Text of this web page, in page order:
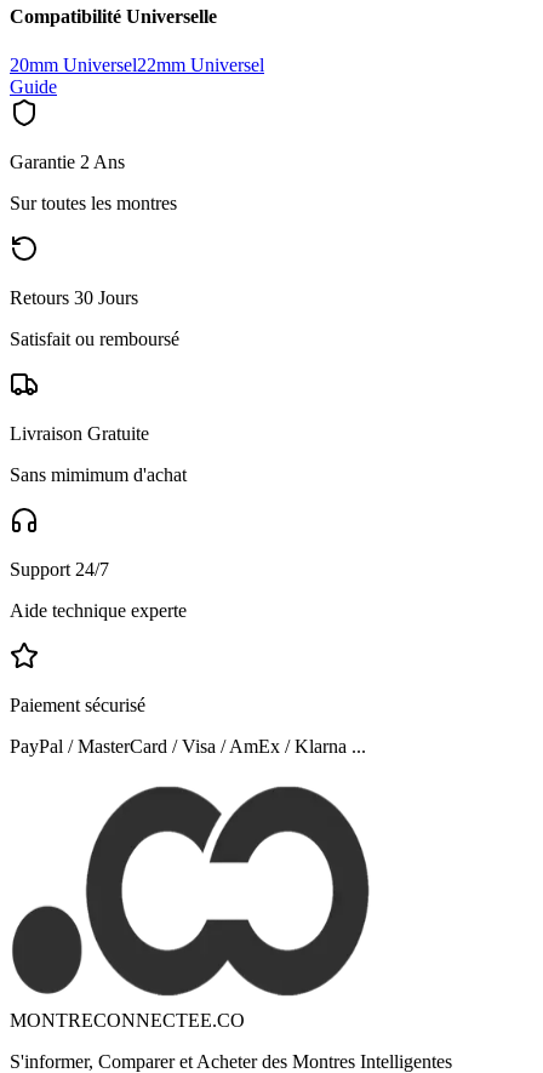
Compatibilité Universelle
20mm Universel22mm Universel
Guide
Garantie 2 Ans
Sur toutes les montres
Retours 30 Jours
Satisfait ou remboursé
Livraison Gratuite
Sans mimimum d'achat
Support 24/7
Aide technique experte
Paiement sécurisé
PayPal / MasterCard / Visa / AmEx / Klarna ...
MONTRECONNECTEE.CO
S'informer, Comparer et Acheter des Montres Intelligentes